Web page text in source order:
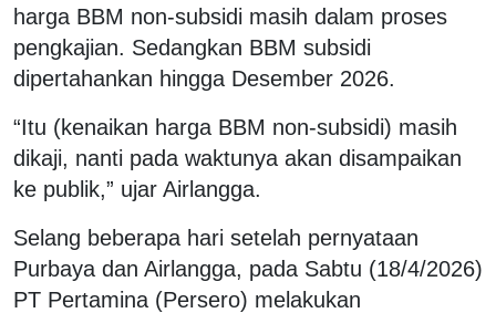
harga BBM non-subsidi masih dalam proses
pengkajian. Sedangkan BBM subsidi
dipertahankan hingga Desember 2026.
“Itu (kenaikan harga BBM non-subsidi) masih
dikaji, nanti pada waktunya akan disampaikan
ke publik,” ujar Airlangga.
Selang beberapa hari setelah pernyataan
Purbaya dan Airlangga, pada Sabtu (18/4/2026)
PT Pertamina (Persero) melakukan